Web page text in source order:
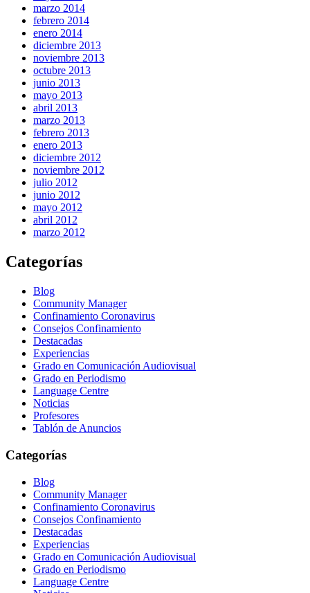
marzo 2014
febrero 2014
enero 2014
diciembre 2013
noviembre 2013
octubre 2013
junio 2013
mayo 2013
abril 2013
marzo 2013
febrero 2013
enero 2013
diciembre 2012
noviembre 2012
julio 2012
junio 2012
mayo 2012
abril 2012
marzo 2012
Categorías
Blog
Community Manager
Confinamiento Coronavirus
Consejos Confinamiento
Destacadas
Experiencias
Grado en Comunicación Audiovisual
Grado en Periodismo
Language Centre
Noticias
Profesores
Tablón de Anuncios
Categorías
Blog
Community Manager
Confinamiento Coronavirus
Consejos Confinamiento
Destacadas
Experiencias
Grado en Comunicación Audiovisual
Grado en Periodismo
Language Centre